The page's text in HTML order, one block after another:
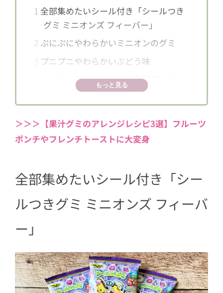
1 全部集めたいシール付き「シールつき
グミ ミニオンズ フィーバー」
2 ぷにぷにやわらかいミニオンのグミ
プニプニやわらかいぶどう味
ミニオンたちのシールを全制覇してみ
もっと見る
＞＞＞【果汁グミのアレンジレシピ3選】フルーツ
ポンチやフレンチトーストに大変身
全部集めたいシール付き「シー
ルつきグミ ミニオンズ フィーバ
ー」